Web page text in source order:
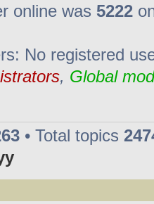
online was 5222
No registered
, Global
• Total topics